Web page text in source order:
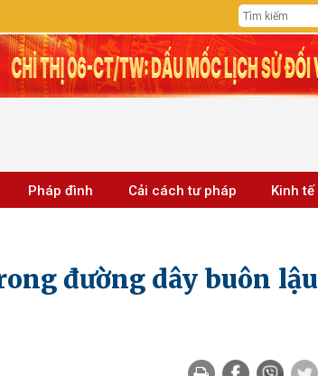
Pháp đình Cải cách tư pháp Kinh tế
đường dây buôn lậu